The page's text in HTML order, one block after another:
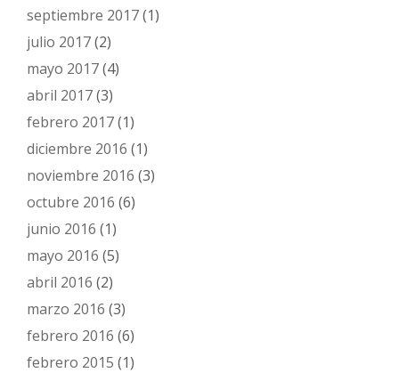
septiembre 2017(1)
julio 2017(2)
mayo 2017(4)
abril 2017(3)
febrero 2017(1)
diciembre 2016 (1)
noviembre 2016 (3)
octubre 2016 (6)
junio 2016 (1)
mayo 2016 (5)
abril 2016 (2)
marzo 2016 (3)
febrero 2016 (6)
febrero 2015 (1)